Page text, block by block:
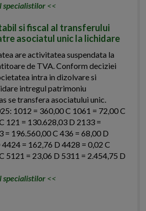
specialistilor <<
si fiscal al transferului
asociatul unic la lichidare
are activitatea suspendata la
de TVA. Conform deciziei
intra in dizolvare si
intregul patrimoniu
se transfera asociatului unic.
1012 = 360,00 C 1061 = 72,00 C
121 = 130.628,03 D 2133 =
= 196.560,00 C 436 = 68,00 D
= 162,76 D 4428 = 0,02 C
5121 = 23,06 D 5311 = 2.454,75 D
specialistilor <<